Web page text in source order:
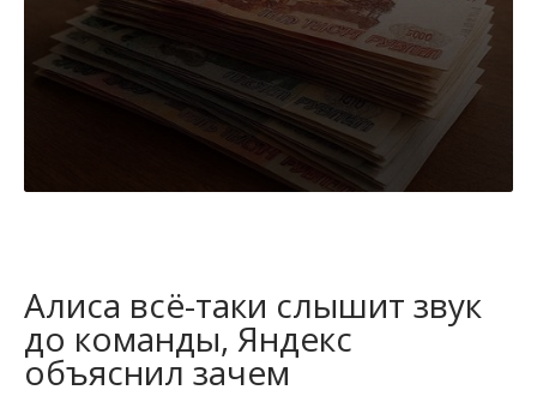
Алиса всё-таки слышит звук
до команды, Яндекс
объяснил зачем